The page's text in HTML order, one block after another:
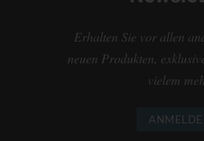
Erhalten Sie vor allen
neuen Produkten,
vielem